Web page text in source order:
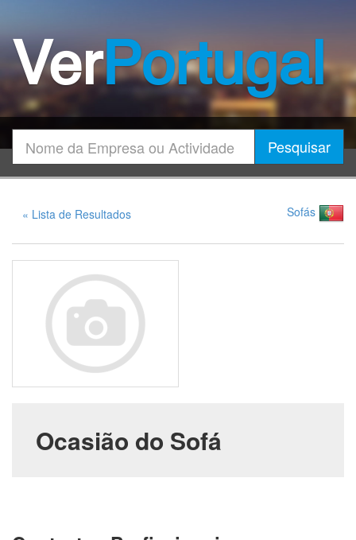
VerPortugal
Pesquisar
« Lista de Resultados Sofás
Ocasião do Sofá